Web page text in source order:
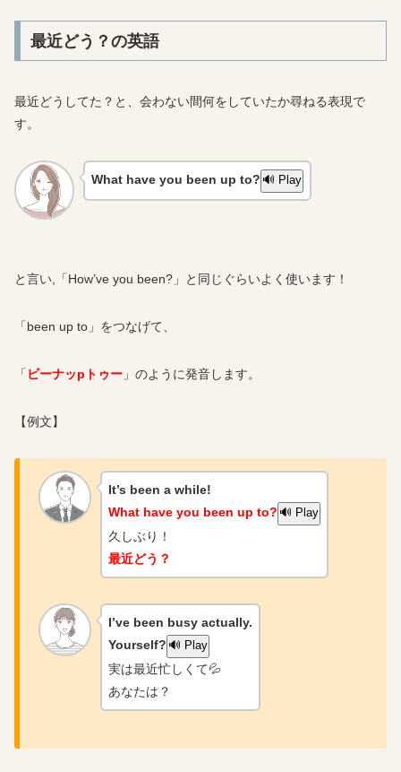
最近どう？の英語
最近どうしてた？と、会わない間何をしていたか尋ねる表現で
す。
What have you been up to? 🔊 Play
と言い,「How’ve you been?」と同じぐらいよく使います！
「been up to」をつなげて、
「 ビーナッpトゥー 」のように発音します。
【例文】
It’s been a while!
What have you been up to? 🔊 Play
久しぶり！
最近どう？
I’ve been busy actually.
Yourself? 🔊 Play
実は最近忙しくて💦
あなたは？